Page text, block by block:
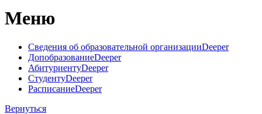
Меню
Сведения об образовательной организацииDeeper
ДопобразованиеDeeper
АбитуриентуDeeper
СтудентуDeeper
РасписаниеDeeper
Вернуться